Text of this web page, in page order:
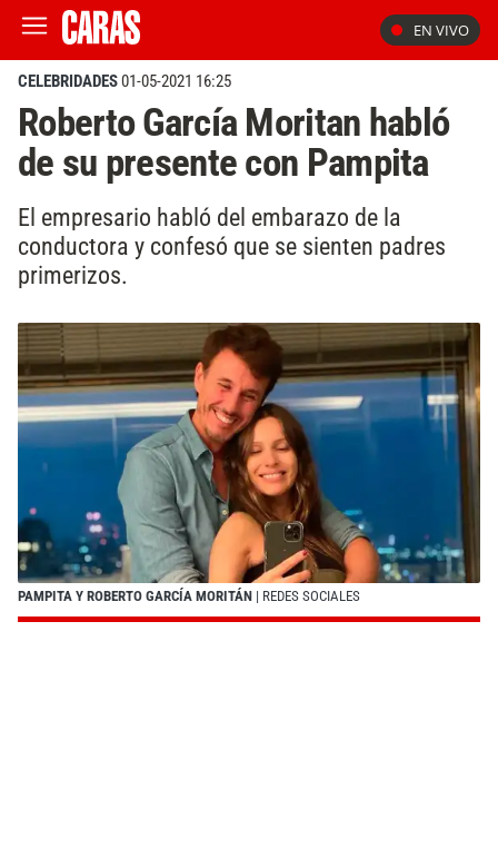
EN VIVO
CELEBRIDADES01-05-2021 16:25
Roberto García Moritan habló
de su presente con Pampita
El empresario habló del embarazo de la
conductora y confesó que se sienten padres
primerizos.
PAMPITA Y ROBERTO GARCÍA MORITÁN | REDES SOCIALES